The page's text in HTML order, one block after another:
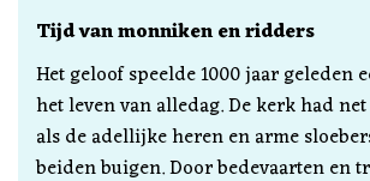
Tijd van monniken en ridders
Het geloof speelde 1000 jaar geleden
het leven van alledag. De kerk had
als de adellijke heren en arme
beiden buigen. Door bedevaarten en